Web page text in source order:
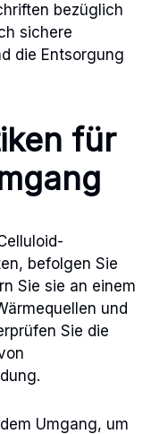
bezüglich
sichere
die Entsorgung
für
befolgen Sie
Sie sie an einem
und
Sie die
Umgang, um